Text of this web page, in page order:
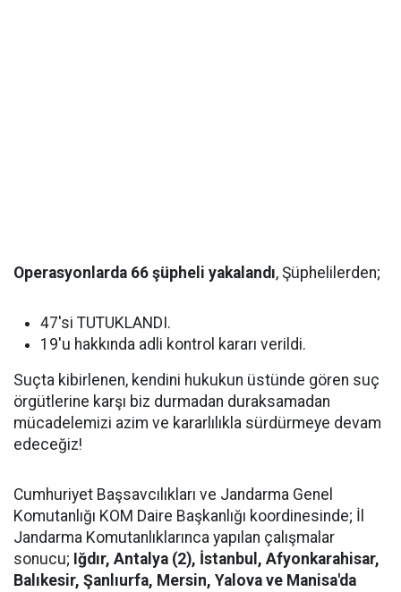
Operasyonlarda 66 şüpheli yakalandı, Şüphelilerden;
47'si TUTUKLANDI.
19'u hakkında adli kontrol kararı verildi.
Suçta kibirlenen, kendini hukukun üstünde gören suç
örgütlerine karşı biz durmadan duraksamadan
mücadelemizi azim ve kararlılıkla sürdürmeye devam
edeceğiz!
Cumhuriyet Başsavcılıkları ve Jandarma Genel
Komutanlığı KOM Daire Başkanlığı koordinesinde; İl
Jandarma Komutanlıklarınca yapılan çalışmalar
sonucu; Iğdır, Antalya (2), İstanbul, Afyonkarahisar,
Balıkesir, Şanlıurfa, Mersin, Yalova ve Manisa'da